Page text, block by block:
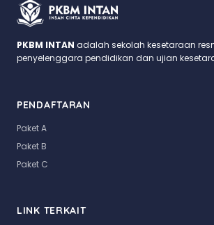
PKBM INTAN adalah sekolah kesetaraan
penyelenggara pendidikan dan ujian
PENDAFTARAN
Paket A
Paket B
Paket C
LINK TERKAIT